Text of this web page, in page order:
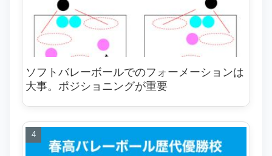
ソフトバレーボールでのフォーメーションは
大事。ポジショニングが重要